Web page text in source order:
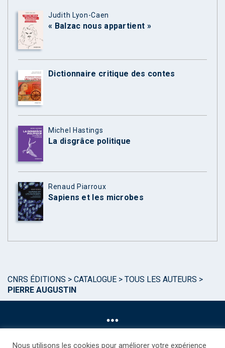
Judith Lyon-Caen
« Balzac nous appartient »
Dictionnaire critique des contes
Michel Hastings
La disgrâce politique
Renaud Piarroux
Sapiens et les microbes
CNRS ÉDITIONS > CATALOGUE > TOUS LES AUTEURS >
PIERRE AUGUSTIN
Nous utilisons les cookies pour améliorer votre expérience